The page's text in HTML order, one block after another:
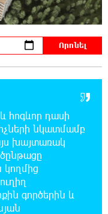
գինեգործության
մինչև վերջ.
փաստաբանական
Վարդևանյան
հոգևոր դասի
նկատմամբ
խայտառակ
կողմից
գործերին և